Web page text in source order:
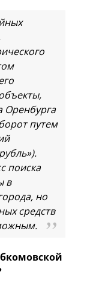
Оренбурга
путем
поиска
в
но
средств